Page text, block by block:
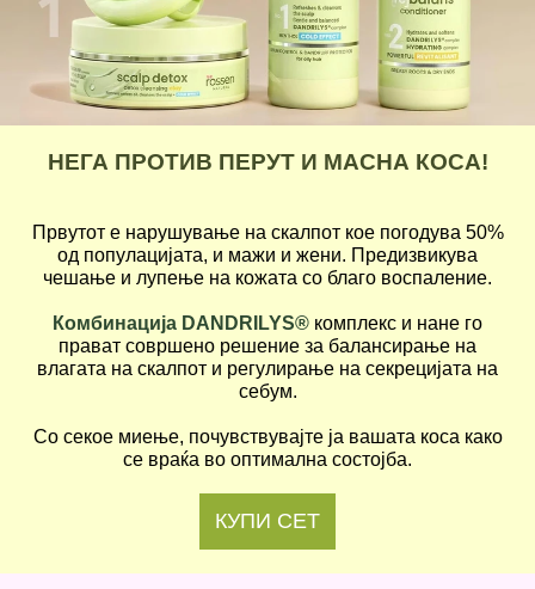
НЕГА ПРОТИВ ПЕРУТ И МАСНА КОСА!
Првутот е нарушување на скалпот кое погодува 50%
од популацијата, и мажи и жени. Предизвикува
чешање и лупење на кожата со благо воспаление.
Комбинација DANDRILYS® комплекс и нане го
прават совршено решение за балансирање на
влагата на скалпот и регулирање на секрецијата на
себум.
Со секое миење, почувствувајте ја вашата коса како
се враќа во оптимална состојба.
КУПИ СЕТ